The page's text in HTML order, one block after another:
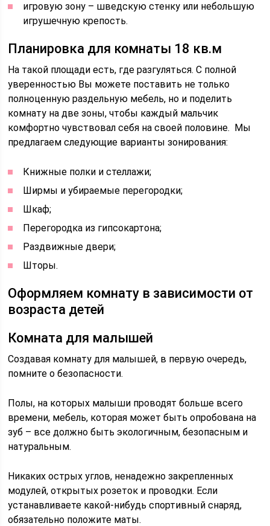
игровую зону – шведскую стенку или небольшую
игрушечную крепость.
Планировка для комнаты 18 кв.м
На такой площади есть, где разгуляться. С полной
уверенностью Вы можете поставить не только
полноценную раздельную мебель, но и поделить
комнату на две зоны, чтобы каждый мальчик
комфортно чувствовал себя на своей половине. Мы
предлагаем следующие варианты зонирования:
Книжные полки и стеллажи;
Ширмы и убираемые перегородки;
Шкаф;
Перегородка из гипсокартона;
Раздвижные двери;
Шторы.
Оформляем комнату в зависимости от
возраста детей
Комната для малышей
Создавая комнату для малышей, в первую очередь,
помните о безопасности.
Полы, на которых малыши проводят больше всего
времени, мебель, которая может быть опробована на
зуб – все должно быть экологичным, безопасным и
натуральным.
Никаких острых углов, ненадежно закрепленных
модулей, открытых розеток и проводки. Если
устанавливаете какой-нибудь спортивный снаряд,
обязательно положите маты.